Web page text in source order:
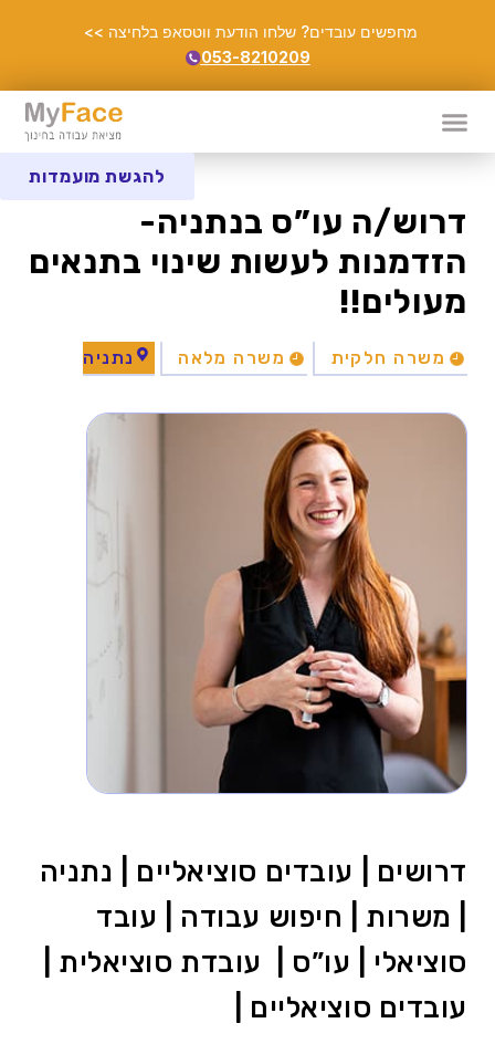
מחפשים עובדים? שלחו הודעת ווטסאפ בלחיצה >>
053-8210209
דרוש/ה עו”ס בנתניה-
הזדמנות לעשות שינוי בתנאים
מעולים!!
משרה חלקית משרה מלאה נתניה
להגשת מועמדות
דרושים | עובדים סוציאליים | נתניה
| משרות | חיפוש עבודה | עובד
סוציאלי | עו”ס | עובדת סוציאלית |
עובדים סוציאליים |